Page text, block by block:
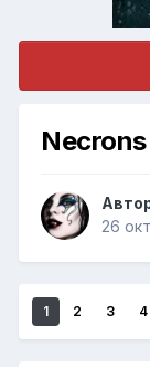
26
1 2 3 4